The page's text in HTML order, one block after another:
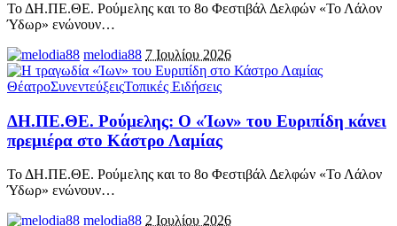
Το ΔΗ.ΠΕ.ΘΕ. Ρούμελης και το 8ο Φεστιβάλ Δελφών «Το Λάλον
Ύδωρ» ενώνουν…
melodia88 7 Ιουλίου 2026
ΘέατροΣυνεντεύξειςΤοπικές Ειδήσεις
ΔΗ.ΠΕ.ΘΕ. Ρούμελης: Ο «Ίων» του Ευριπίδη κάνει
πρεμιέρα στο Κάστρο Λαμίας
Το ΔΗ.ΠΕ.ΘΕ. Ρούμελης και το 8ο Φεστιβάλ Δελφών «Το Λάλον
Ύδωρ» ενώνουν…
melodia88 2 Ιουλίου 2026